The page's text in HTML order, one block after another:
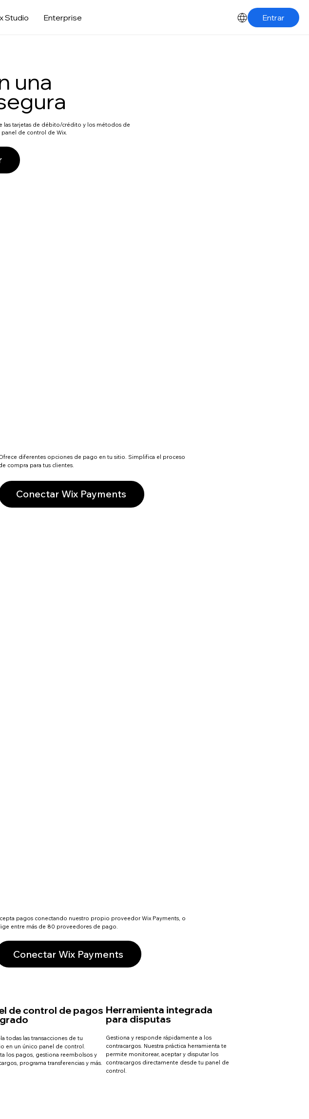
Studio Enterprise Entrar
una
las tarjetas de débito/crédito y los métodos de
de control de Wix.
diferentes opciones de pago en tu sitio. Simplifica el proceso
compra para tus clientes.
Conectar Wix Payments
pagos conectando nuestro propio proveedor Wix Payments, o
entre más de 80 proveedores de pago.
Conectar Wix Payments
de control de pagos
todas las transacciones de tu
en un único panel de control.
los pagos, gestiona reembolsos y
programa transferencias y más.
Herramienta integrada
para disputas
Gestiona y responde rápidamente a los
contracargos. Nuestra práctica herramienta te
permite monitorear, aceptar y disputar los
contracargos directamente desde tu panel de
control.